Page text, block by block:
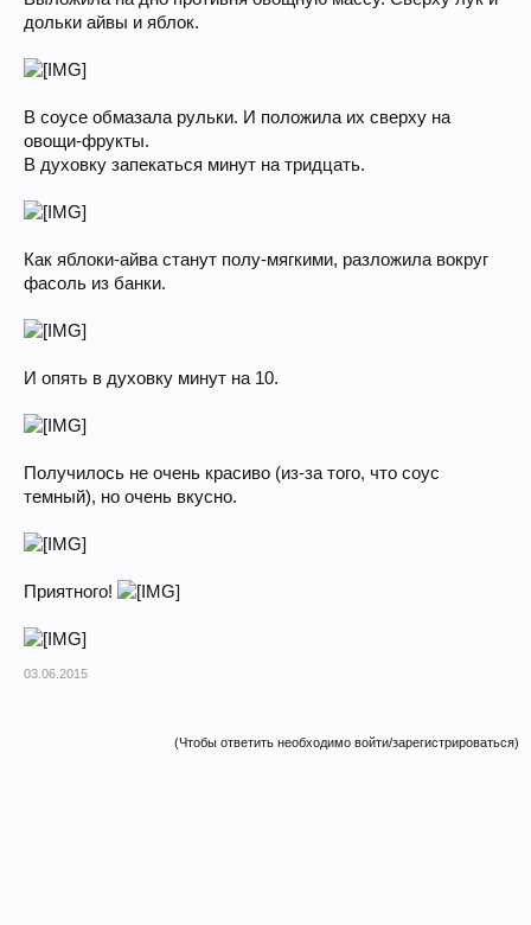
дольки айвы и яблок.
В соусе обмазала рульки. И положила их сверху на
овощи-фрукты.
В духовку запекаться минут на тридцать.
Как яблоки-айва станут полу-мягкими, разложила вокруг
фасоль из банки.
И опять в духовку минут на 10.
Получилось не очень красиво (из-за того, что соус
темный), но очень вкусно.
Приятного!
03.06.2015
(Чтобы ответить необходимо войти/зарегистрироваться)